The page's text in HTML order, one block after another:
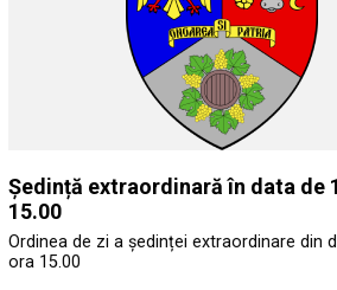
Ședință extraordinară în data de
15.00
Ordinea de zi a ședinței extraordinare din
ora 15.00